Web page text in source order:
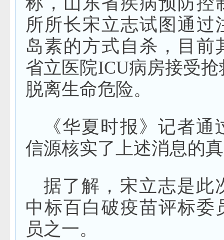
所所长宋立志试图通过
岛素的方式自杀，目前
省立医院ICU病房接受
脱离生命危险。
《华夏时报》记者通
信源核实了上述消息的
据了解，宋立志是此
中标百白破疫苗评标委
员之一。